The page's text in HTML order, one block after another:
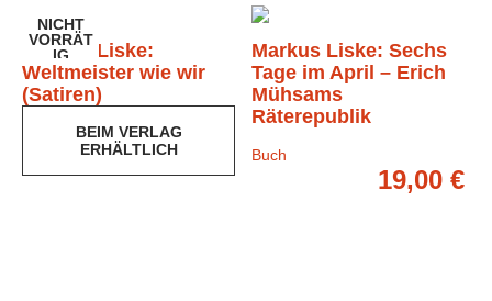
NICHT
VORRÄT
IG
BEIM VERLAG
ERHÄLTLICH
Markus Liske:
Weltmeister wie wir
(Satiren)
14,00
Markus Liske: Sechs
Tage im April – Erich
Mühsams
Räterepublik
Buch
19,00 €